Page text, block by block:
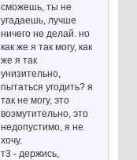
сможешь, ты не
угадаешь, лучше
ничего не делай. но
как же я так могу, как
же я так
унизительно,
пытаться угодить? я
так не могу, это
возмутительно, это
недопустимо, я не
хочу.
т3 - держись,